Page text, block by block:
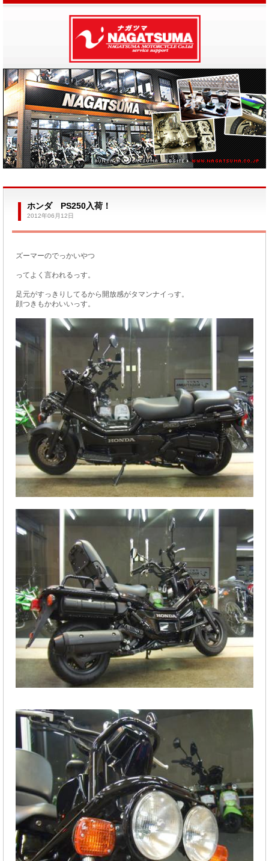
ホンダ PS250入荷！
2012年06月12日
ズーマーのでっかいやつ
ってよく言われるっす。
足元がすっきりしてるから開放感がタマンナイっす。
顔つきもかわいいっす。